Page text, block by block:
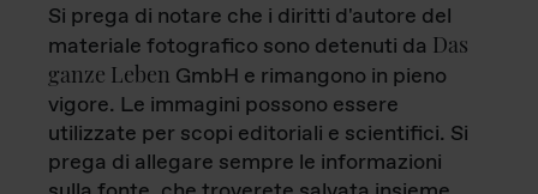
Si prega di notare che i diritti d'autore del
materiale fotografico sono detenuti da Das
ganze Leben GmbH e rimangono in pieno
vigore. Le immagini possono essere
utilizzate per scopi editoriali e scientifici. Si
prega di allegare sempre le informazioni